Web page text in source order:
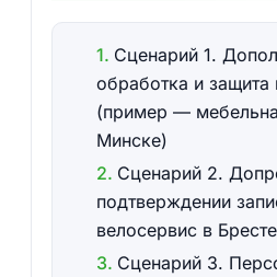
Сценарий 1.
обработка и защита
(пример —
Минске)
Сценарий 2.
подтверждении
велосервис в
Сценарий 3.